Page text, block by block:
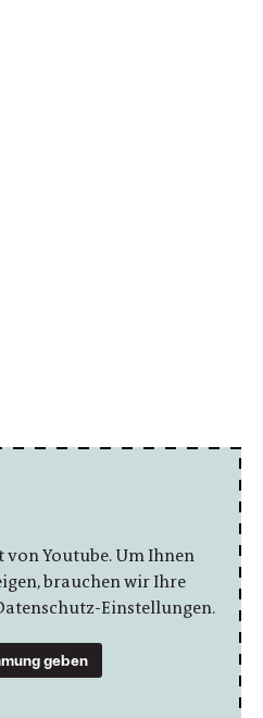
Youtube. Um Ihnen
brauchen wir Ihre
Einstellungen.
geben